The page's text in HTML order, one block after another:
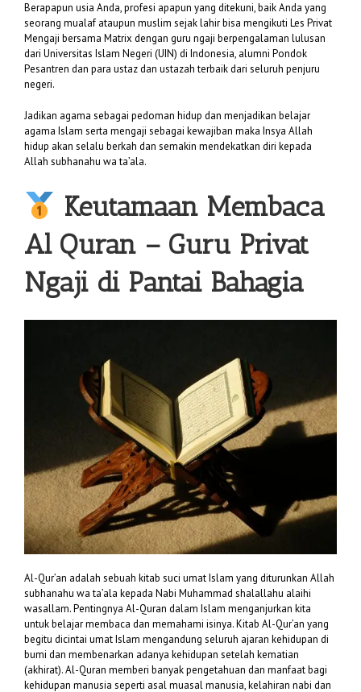
Berapapun usia Anda, profesi apapun yang ditekuni, baik Anda yang
seorang mualaf ataupun muslim sejak lahir bisa mengikuti Les Privat
Mengaji bersama Matrix dengan guru ngaji berpengalaman lulusan
dari Universitas Islam Negeri (UIN) di Indonesia, alumni Pondok
Pesantren dan para ustaz dan ustazah terbaik dari seluruh penjuru
negeri.
Jadikan agama sebagai pedoman hidup dan menjadikan belajar
agama Islam serta mengaji sebagai kewajiban maka Insya Allah
hidup akan selalu berkah dan semakin mendekatkan diri kepada
Allah subhanahu wa ta’ala.
Keutamaan Membaca
Al Quran – Guru Privat
Ngaji di Pantai Bahagia
Al-Qur’an adalah sebuah kitab suci umat Islam yang diturunkan Allah
subhanahu wa ta’ala kepada Nabi Muhammad shalallahu alaihi
wasallam. Pentingnya Al-Quran dalam Islam menganjurkan kita
untuk belajar membaca dan memahami isinya. Kitab Al-Qur’an yang
begitu dicintai umat Islam mengandung seluruh ajaran kehidupan di
bumi dan membenarkan adanya kehidupan setelah kematian
(akhirat). Al-Quran memberi banyak pengetahuan dan manfaat bagi
kehidupan manusia seperti asal muasal manusia, kelahiran nabi dan